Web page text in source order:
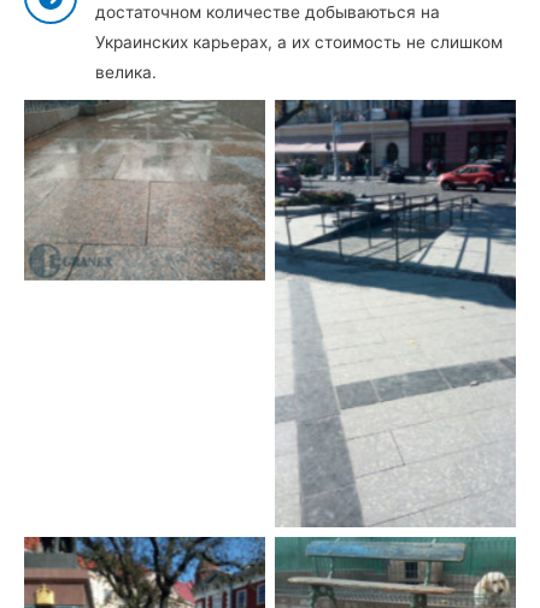
достаточном количестве добываються на
Украинских карьерах, а их стоимость не слишком
велика.
Гранитные плиты мощения
Flower of Ukraine
Гранитные плиты, Львов